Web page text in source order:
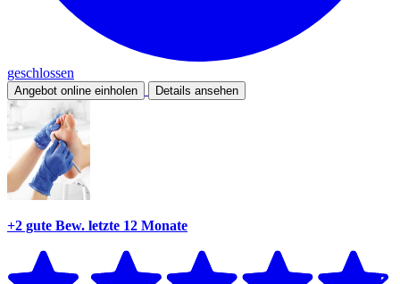
geschlossen
Angebot online einholen Details ansehen
+2 gute Bew. letzte 12 Monate